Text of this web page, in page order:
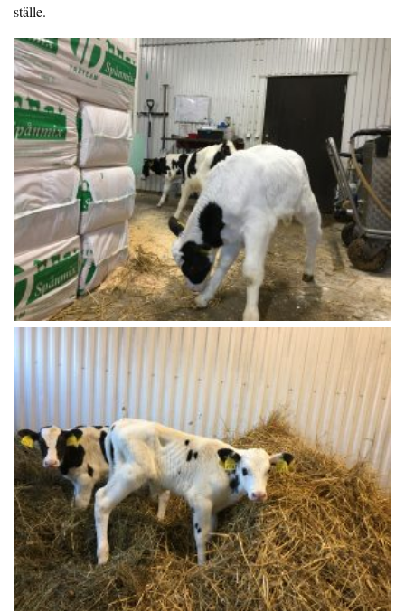
ställe.